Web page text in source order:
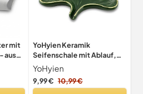
mit
aus
-
YoHyien Keramik
Seifenschale mit Ablauf,
Ginkgo-Blattförmige
Seifenschale,
Seifenablage
YoHyien
9,99 € 10,99 €